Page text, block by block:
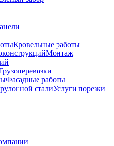
Кровельные работы
Монтаж
Фасадные работы
Услуги порезки